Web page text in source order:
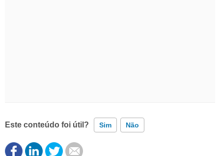
Este conteúdo foi útil? Sim Não